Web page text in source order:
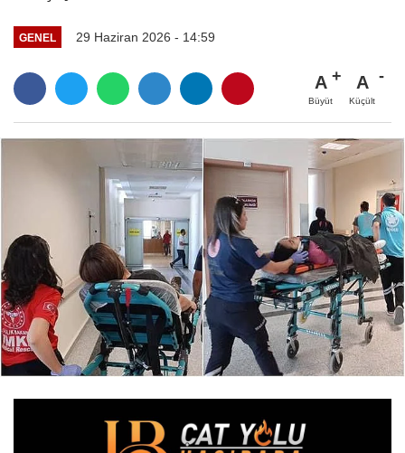
GENEL 29 Haziran 2026 - 14:59
A
Büyüt
A
Küçült